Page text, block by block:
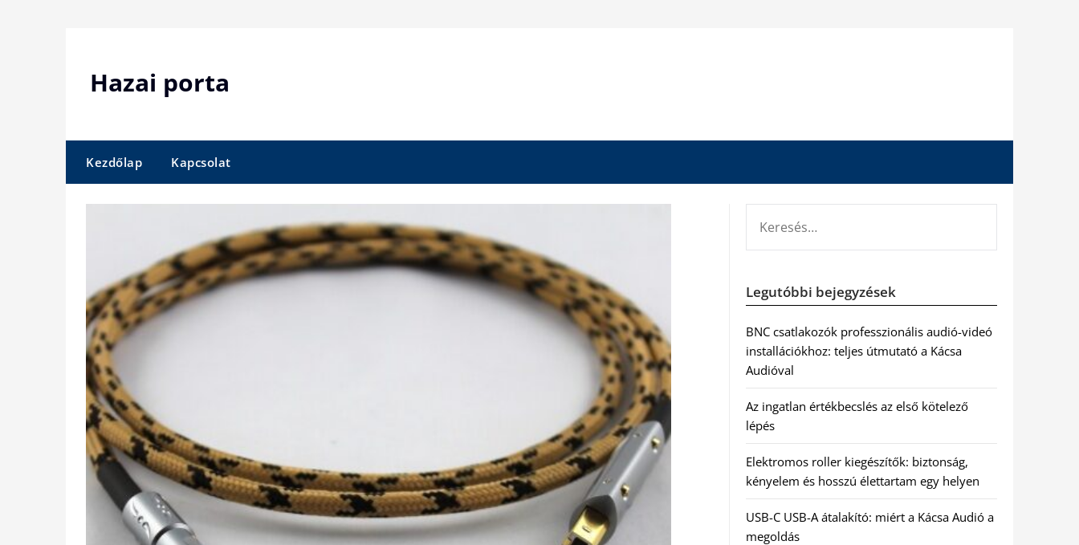
Hazai porta
Kezdőlap Kapcsolat
Legutóbbi bejegyzések
BNC csatlakozók professzionális audió-videó
installációkhoz: teljes útmutató a Kácsa
Audióval
Az ingatlan értékbecslés az első kötelező
lépés
Elektromos roller kiegészítők: biztonság,
kényelem és hosszú élettartam egy helyen
USB-C USB-A átalakító: miért a Kácsa Audió a
megoldás